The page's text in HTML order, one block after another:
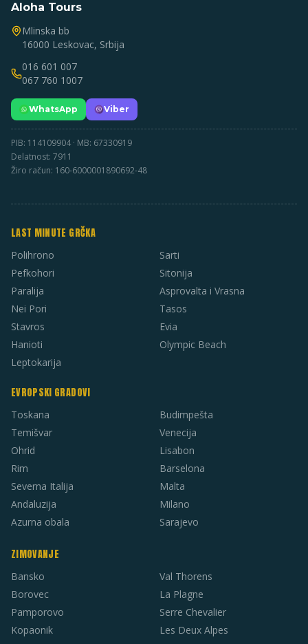
Aloha Tours
Mlinska bb
16000 Leskovac, Srbija
016 601 007
067 760 1007
WhatsApp Viber
PIB: 114109904 · MB: 67330919
Delatnost: 7911
Žiro račun: 160-6000001890692-48
LAST MINUTE GRČKA
Polihrono
Pefkohori
Paralija
Nei Pori
Stavros
Hanioti
Leptokarija
Sarti
Sitonija
Asprovalta i Vrasna
Tasos
Evia
Olympic Beach
EVROPSKI GRADOVI
Toskana
Temišvar
Ohrid
Rim
Severna Italija
Andaluzija
Azurna obala
Budimpešta
Venecija
Lisabon
Barselona
Malta
Milano
Sarajevo
ZIMOVANJE
Bansko
Borovec
Pamporovo
Kopaonik
Val Thorens
La Plagne
Serre Chevalier
Les Deux Alpes